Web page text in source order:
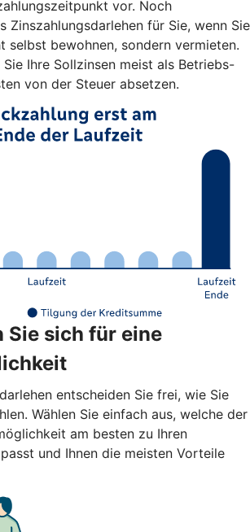
vor. Noch
Zinszahlungsdarlehen für Sie, wenn Sie
selbst bewohnen, sondern vermieten.
Ihre Sollzinsen meist als Betriebs-
von der Steuer absetzen.
Sie sich für eine
entscheiden Sie frei, wie Sie
Wählen Sie einfach aus, welche der
am besten zu Ihren
und Ihnen die meisten Vorteile